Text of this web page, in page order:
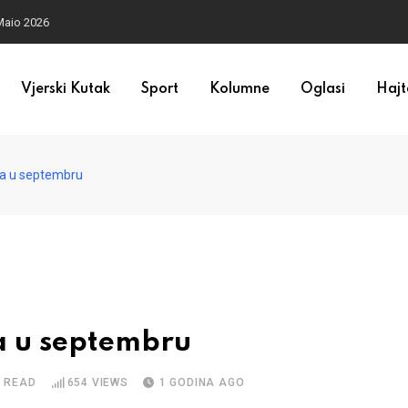
2026
Vjerski Kutak Sport Kolumne Oglasi
u septembru
u septembru
READ 654 VIEWS 1 GODINA AGO